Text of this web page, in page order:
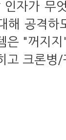
인자가 무
해 공격하
은 "꺼지
고 크론병